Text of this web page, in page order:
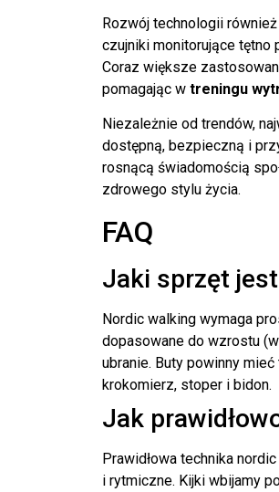
Rozwój technologii
czujniki monitorujące tętno
Coraz większe
pomagając w treningu
Niezależnie od trendów,
dostępną, bezpieczną i
rosnącą świadomością
zdrowego stylu życia.
FAQ
Jaki sprzęt
Nordic walking wymaga
dopasowane do wzrostu
ubranie. Buty powinny
krokomierz, stoper i bidon.
Jak
Prawidłowa technika
i rytmiczne. Kijki wbijamy